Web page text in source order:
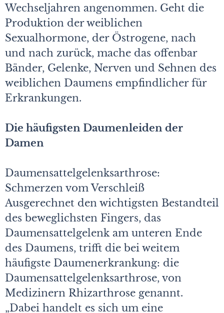
Wechseljahren angenommen. Geht die
Produktion der weiblichen
Sexualhormone, der Östrogene, nach
und nach zurück, mache das offenbar
Bänder, Gelenke, Nerven und Sehnen des
weiblichen Daumens empfindlicher für
Erkrankungen.
Die häufigsten Daumenleiden der
Damen
Daumensattelgelenksarthrose:
Schmerzen vom Verschleiß
Ausgerechnet den wichtigsten Bestandteil
des beweglichsten Fingers, das
Daumensattelgelenk am unteren Ende
des Daumens, trifft die bei weitem
häufigste Daumenerkrankung: die
Daumensattelgelenksarthrose, von
Medizinern Rhizarthrose genannt.
„Dabei handelt es sich um eine